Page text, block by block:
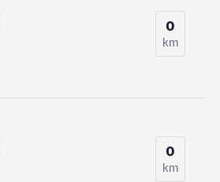
0
km
0
km